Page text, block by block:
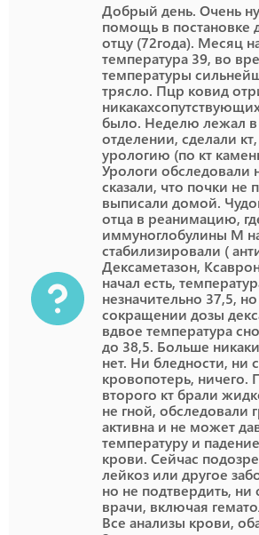
Добрый день. Очень
помощь в постановке
отцу (72года). Месяц
температура 39, во
температуры
трясло. Пцр ковид
было. Неделю лежал
отделении, сделали
урологию (по кт
Урологи обследовали
сказали, что почки не
выписали домой.
отца в реанимацию,
иммуноглобулины М
стабилизировали (
Дексаметазон,
начал есть,
незначительно 37,5,
сокращении дозы
вдвое температура
до 38,5. Больше
нет. Ни бледности, ни
кровопотерь, ничего.
второго кт брали
не гной, обследовали
активна и не может
температуру и
крови. Сейчас
лейкоз или другое
но не подтвердить, ни
врачи, включая
Все анализы крови,